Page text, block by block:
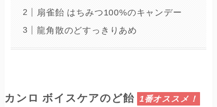
扇雀飴 はちみつ100%のキャンデー
龍角散のどすっきりあめ
カンロ ボイスケアのど飴 1番オススメ！